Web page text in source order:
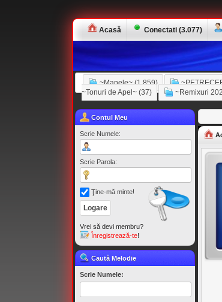
Acasă Conectati (3.077)
~Manele~ (1.859)
~Tonuri de Apel~ (37)
~Remixuri
Contul Meu
Scrie Numele:
Scrie Parola:
Ţine-mă minte!
Vrei să devi membru?
Înregistrează-te!
Caută Melodie
Scrie Numele: